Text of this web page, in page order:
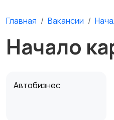
Главная Вакансии
Начало
Автобизнес